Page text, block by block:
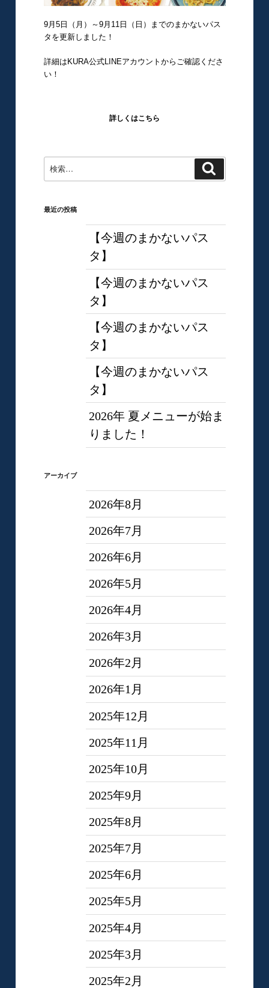
9月5日（月）～9月11日（日）までのまかないパス
タを更新しました！
詳細はKURA公式LINEアカウントからご確認くださ
い！
詳しくはこちら
索:
最近の投稿
【今週のまかないパス
タ】
【今週のまかないパス
タ】
【今週のまかないパス
タ】
【今週のまかないパス
タ】
2026年 夏メニューが始ま
りました！
アーカイブ
2026年8月
2026年7月
2026年6月
2026年5月
2026年4月
2026年3月
2026年2月
2026年1月
2025年12月
2025年11月
2025年10月
2025年9月
2025年8月
2025年7月
2025年6月
2025年5月
2025年4月
2025年3月
2025年2月